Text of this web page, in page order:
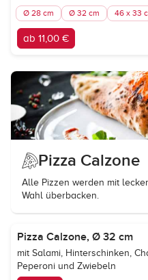
Ø 28 cm Ø 32 cm 46 x 33
ab 11,00 €
Pizza Calzone
Alle Pizzen werden mit
Wahl überbacken.
Pizza Calzone, Ø 32 cm
mit Salami, Hinterschinken,
Peperoni und Zwiebeln